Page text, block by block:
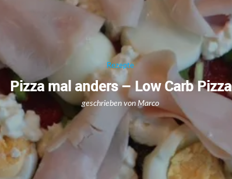
Rezepte
Pizza mal anders – Low Carb Pizza
geschrieben vonMarco